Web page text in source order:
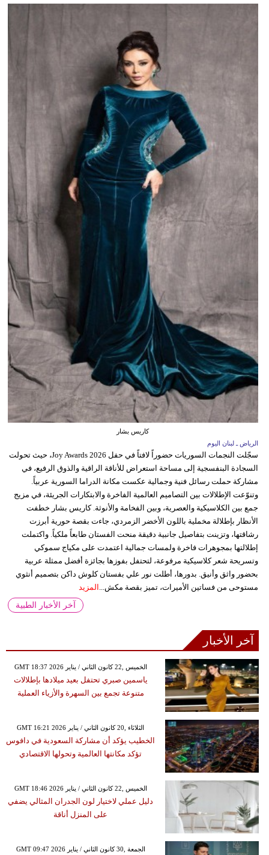
كاريس بشار
الرياض ـ لبنان اليوم
سجّلت النجمات السوريات حضوراً لافتاً في حفل Joy Awards 2026، حيث تحولت
السجادة البنفسجية إلى مساحة استعراض للأناقة الراقية والذوق الرفيع، في
مشاركة حملت رسائل فنية وجمالية عكست مكانة الدراما السورية عربياً.
وتنوّعت الإطلالات بين التصاميم العالمية الفاخرة والابتكارات الجريئة، في مزيج
جمع بين الكلاسيكية والعصرية، وبين الفخامة والأنوثة. كاريس بشار خطفت
الأنظار بإطلالة مخملية باللون الأخضر الزمردي، جاءت بقصة حورية أبرزت
رشاقتها، وتزينت بتفاصيل جانبية دقيقة منحت الفستان طابعاً ملكياً. واكتملت
إطلالتها بمجوهرات فاخرة ولمسات جمالية اعتمدت على مكياج سموكي
وتسريحة شعر كلاسيكية مرفوعة، لتحتفل بفوزها بجائزة أفضل ممثلة عربية
بحضور واثق وأنيق. بدورها، أطلت نور علي بفستان كلوش داكن بتصميم أنثوي
مستوحى من فساتين الأميرات، تميز بقصة مكش... المزيد
آخر الأخبار الطبية
آخر الأخبار
GMT 18:37 2026 الخميس ,22 كانون الثاني / يناير
ياسمين صبري تحتفل بعيد ميلادها بإطلالات
متنوعة تجمع بين السهرة والأزياء العملية
GMT 16:21 2026 الثلاثاء ,20 كانون الثاني / يناير
الخطيب يؤكد أن مشاركة السعودية في دافوس
تؤكد مكانتها العالمية وتحولها الاقتصادي
GMT 18:46 2026 الخميس ,22 كانون الثاني / يناير
دليل عملي لاختيار لون الجدران المثالي يضفي
على المنزل أناقة
GMT 09:47 2026 الجمعة ,30 كانون الثاني / يناير